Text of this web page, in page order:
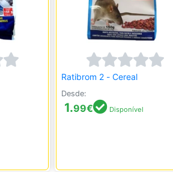
Ratibrom 2 - Cereal
Desde:
1.99€ Disponível